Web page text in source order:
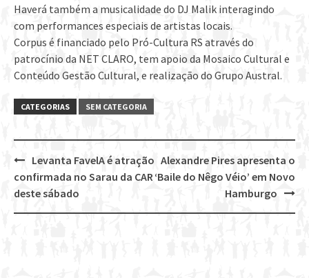
Haverá também a musicalidade do DJ Malik interagindo
com performances especiais de artistas locais.
Corpus é financiado pelo Pró-Cultura RS através do
patrocínio da NET CLARO, tem apoio da Mosaico Cultural e
Conteúdo Gestão Cultural, e realização do Grupo Austral.
CATEGORIAS SEM CATEGORIA
Post
navigation
Alexandre Pires apresenta o
‘Baile do Nêgo Véio’ em Novo
Hamburgo
Levanta FavelA é atração
confirmada no Sarau da CAR
deste sábado